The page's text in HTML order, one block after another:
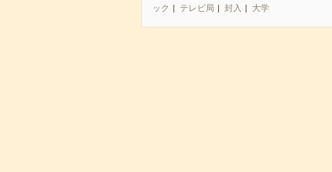
ック
テレビ局 封入 大学